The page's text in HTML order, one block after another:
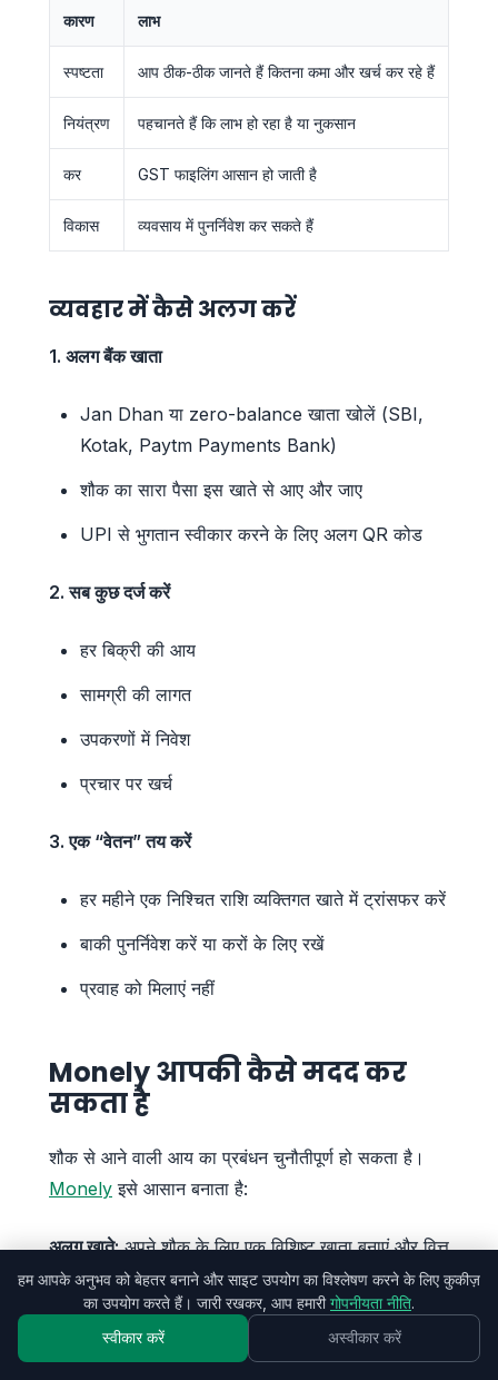
कारण लाभ
स्पष्टता आप ठीक-ठीक जानते हैं कितना कमा और खर्च कर रहे हैं
नियंत्रण पहचानते हैं कि लाभ हो रहा है या नुकसान
कर GST फाइलिंग आसान हो जाती है
विकास व्यवसाय में पुनर्निवेश कर सकते हैं
व्यवहार में कैसे अलग करें
1. अलग बैंक खाता
Jan Dhan या zero-balance खाता खोलें (SBI,
Kotak, Paytm Payments Bank)
शौक का सारा पैसा इस खाते से आए और जाए
UPI से भुगतान स्वीकार करने के लिए अलग QR कोड
2. सब कुछ दर्ज करें
हर बिक्री की आय
सामग्री की लागत
उपकरणों में निवेश
प्रचार पर खर्च
3. एक “वेतन” तय करें
हर महीने एक निश्चित राशि व्यक्तिगत खाते में ट्रांसफर करें
बाकी पुनर्निवेश करें या करों के लिए रखें
प्रवाह को मिलाएं नहीं
Monely आपकी कैसे मदद कर
सकता है
शौक से आने वाली आय का प्रबंधन चुनौतीपूर्ण हो सकता है।
Monely इसे आसान बनाता है:
अलग खाते:अपने शौक के लिए एक विशिष्ट खाता बनाएं और वित्त
को व्यक्तिगत से अलग रखें, स्पष्ट रूप से देखें कितना आ रहा है
और कितना जा रहा है।
आय की श्रेणियां:विभिन्न प्रकार के कार्यों (ऑर्डर, कक्षाएं,
हम आपके अनुभव को बेहतर बनाने और साइट उपयोग का विश्लेषण करने के लिए कुकीज़
का उपयोग करते हैं। जारी रखकर, आप हमारीगोपनीयता नीति.
स्वीकार करें अस्वीकार करें